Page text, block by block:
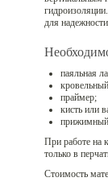
для
паяльная
праймер;
кисть или
прижимный
При работе на
только в
Стоимость